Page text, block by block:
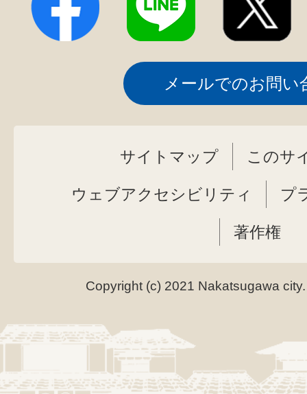
メールでのお問い
サイトマップ このサ
ウェブアクセシビリティ プ
著作権
Copyright (c) 2021 Nakatsugawa